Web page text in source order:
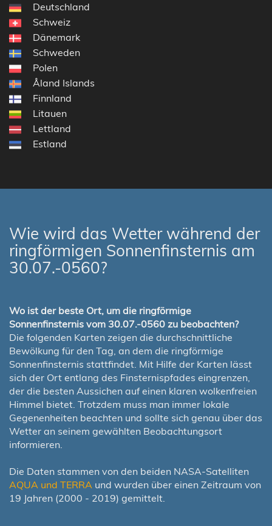
Deutschland
Schweiz
Dänemark
Schweden
Polen
Åland Islands
Finnland
Litauen
Lettland
Estland
Wie wird das Wetter während der
ringförmigen Sonnenfinsternis am
30.07.-0560?
Wo ist der beste Ort, um die ringförmige
Sonnenfinsternis vom 30.07.-0560 zu beobachten?
Die folgenden Karten zeigen die durchschnittliche
Bewölkung für den Tag, an dem die ringförmige
Sonnenfinsternis stattfindet. Mit Hilfe der Karten lässt
sich der Ort entlang des Finsternispfades eingrenzen,
der die besten Aussichen auf einen klaren wolkenfreien
Himmel bietet. Trotzdem muss man immer lokale
Gegenenheiten beachten und sollte sich genau über das
Wetter an seinem gewählten Beobachtungsort
informieren.
Die Daten stammen von den beiden NASA-Satelliten
AQUA und TERRA und wurden über einen Zeitraum von
19 Jahren (2000 - 2019) gemittelt.